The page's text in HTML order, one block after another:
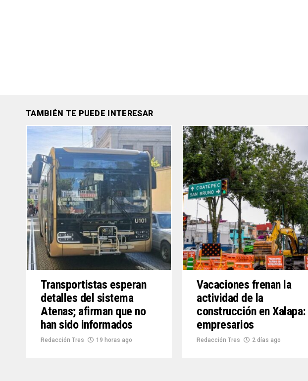
TAMBIÉN TE PUEDE INTERESAR
Transportistas esperan
detalles del sistema
Atenas; afirman que no
han sido informados
Redacción Tres 19 horas ago
Vacaciones frenan la
actividad de la
construcción en Xalapa:
empresarios
Redacción Tres 2 días ago